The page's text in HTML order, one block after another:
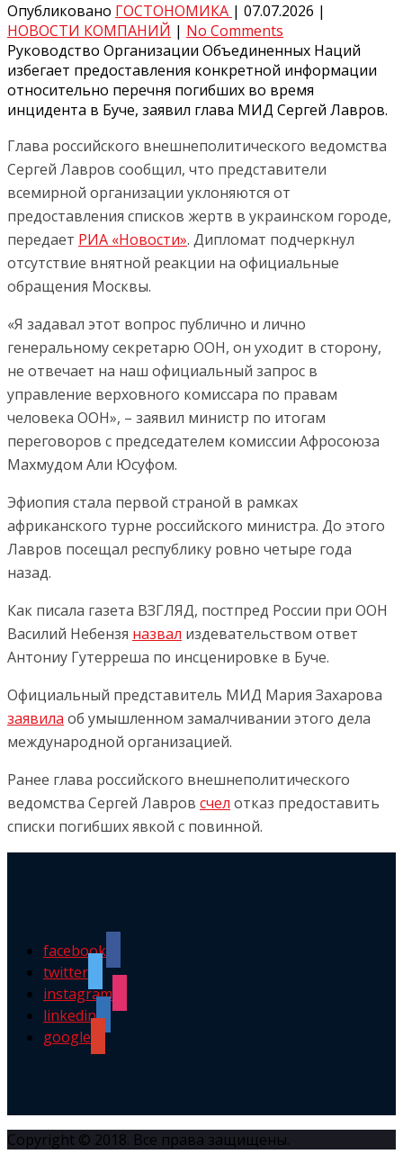
Опубликовано ГОСТОНОМИКА | 07.07.2026 |
НОВОСТИ КОМПАНИЙ | No Comments
Руководство Организации Объединенных Наций
избегает предоставления конкретной информации
относительно перечня погибших во время
инцидента в Буче, заявил глава МИД Сергей Лавров.
Глава российского внешнеполитического ведомства
Сергей Лавров сообщил, что представители
всемирной организации уклоняются от
предоставления списков жертв в украинском городе,
передает РИА «Новости». Дипломат подчеркнул
отсутствие внятной реакции на официальные
обращения Москвы.
«Я задавал этот вопрос публично и лично
генеральному секретарю ООН, он уходит в сторону,
не отвечает на наш официальный запрос в
управление верховного комиссара по правам
человека ООН», – заявил министр по итогам
переговоров с председателем комиссии Афросоюза
Махмудом Али Юсуфом.
Эфиопия стала первой страной в рамках
африканского турне российского министра. До этого
Лавров посещал республику ровно четыре года
назад.
Как писала газета ВЗГЛЯД, постпред России при ООН
Василий Небензя назвал издевательством ответ
Антониу Гутерреша по инсценировке в Буче.
Официальный представитель МИД Мария Захарова
заявила об умышленном замалчивании этого дела
международной организацией.
Ранее глава российского внешнеполитического
ведомства Сергей Лавров счел отказ предоставить
списки погибших явкой с повинной.
facebook
twitter
instagram
linkedin
google
Copyright © 2018. Все права защищены.